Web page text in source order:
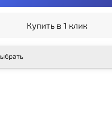
Купить в 1 клик